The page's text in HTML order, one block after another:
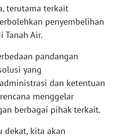
terutama terkait
penyembelihan
Tanah Air.
pandangan
yang
dan ketentuan
menggelar
berbagai pihak terkait.
dekat, kita akan